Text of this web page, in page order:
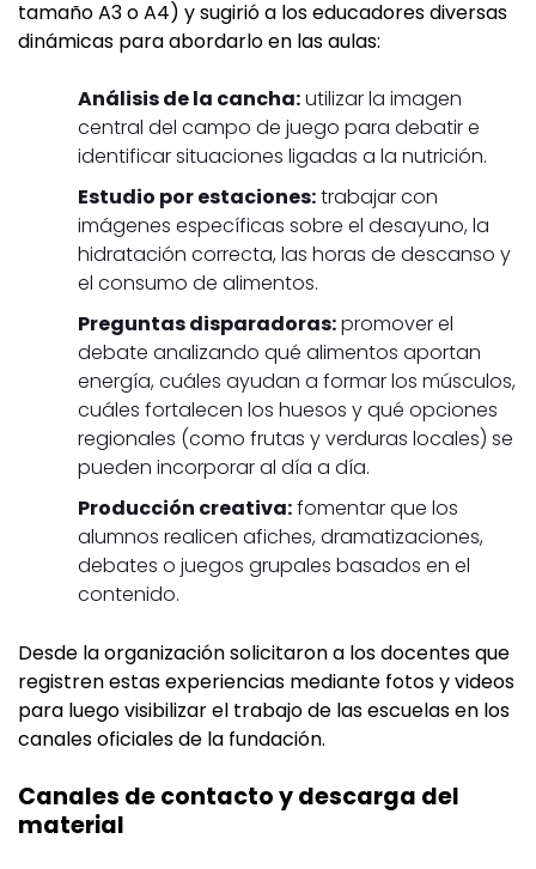
tamaño A3 o A4) y sugirió a los educadores diversas
dinámicas para abordarlo en las aulas:
Análisis de la cancha:utilizar la imagen
central del campo de juego para debatir e
identificar situaciones ligadas a la nutrición.
Estudio por estaciones:trabajar con
imágenes específicas sobre el desayuno, la
hidratación correcta, las horas de descanso y
el consumo de alimentos.
Preguntas disparadoras:promover el
debate analizando qué alimentos aportan
energía, cuáles ayudan a formar los músculos,
cuáles fortalecen los huesos y qué opciones
regionales (como frutas y verduras locales) se
pueden incorporar al día a día.
Producción creativa:fomentar que los
alumnos realicen afiches, dramatizaciones,
debates o juegos grupales basados en el
contenido.
Desde la organización solicitaron a los docentes que
registren estas experiencias mediante fotos y videos
para luego visibilizar el trabajo de las escuelas en los
canales oficiales de la fundación.
Canales de contacto y descarga del
material